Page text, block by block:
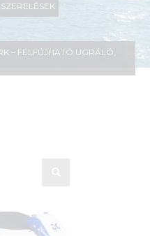
– FELFÚJHATÓ UGRÁLÓ,